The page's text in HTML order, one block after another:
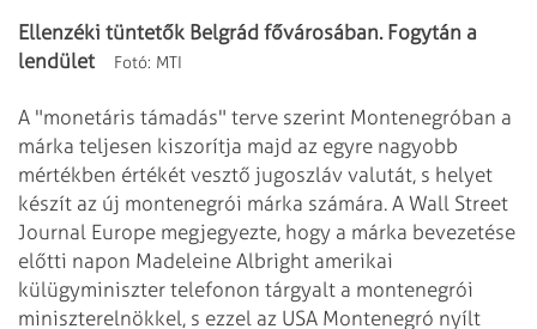
Ellenzéki tüntetők Belgrád fővárosában. Fogytán a
lendület
Fotó: MTI
A "monetáris támadás" terve szerint Montenegróban a
márka teljesen kiszorítja majd az egyre nagyobb
mértékben értékét vesztő jugoszláv valutát, s helyet
készít az új montenegrói márka számára. A Wall Street
Journal Europe megjegyezte, hogy a márka bevezetése
előtti napon Madeleine Albright amerikai
külügyminiszter telefonon tárgyalt a montenegrói
miniszterelnökkel, s ezzel az USA Montenegró nyílt